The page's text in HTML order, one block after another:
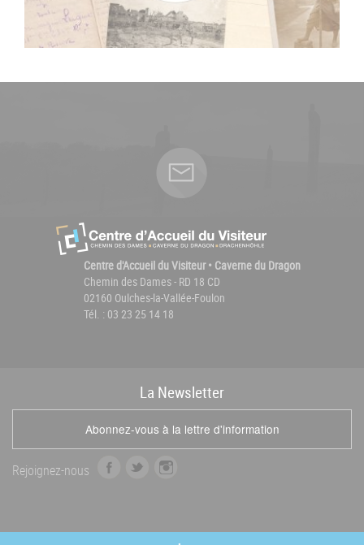
Centre d'Accueil du Visiteur • Caverne du Dragon
Chemin des Dames - RD 18 CD
02160 Oulches-la-Vallée-Foulon
Tél. : 03 23 25 14 18
La Newsletter
Abonnez-vous à la lettre d'information
Rejoignez-nous
b
t
a